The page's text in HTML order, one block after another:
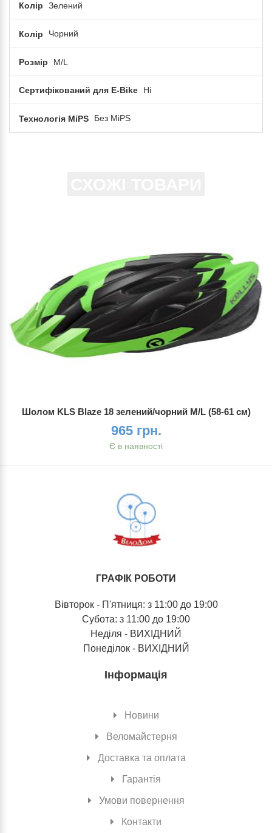
Колір Зелений
Колір Чорний
Розмір M/L
Сертифікований для E-Bike Ні
Технологія MiPS Без MiPS
Шолом KLS Blaze 18 зелений/чорний M/L (58-61 см)
965 грн.
Є в наявності
ГРАФІК РОБОТИ
Вівторок - П'ятниця: з 11:00 до 19:00
Субота: з 11:00 до 19:00
Неділя - ВИХІДНИЙ
Понеділок - ВИХІДНИЙ
Інформація
Новини
Веломайстерня
Доставка та оплата
Гарантія
Умови повернення
Контакти